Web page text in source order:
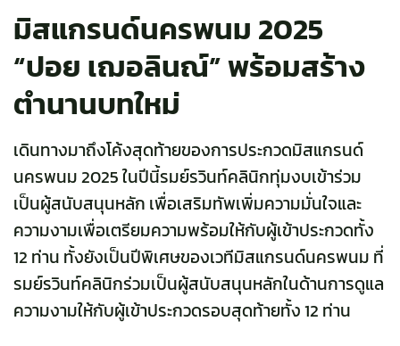
มิสแกรนด์นครพนม 2025
“ปอย เฌอลินณ์” พร้อมสร้าง
ตำนานบทใหม่
เดินทางมาถึงโค้งสุดท้ายของการประกวดมิสแกรนด์
นครพนม 2025 ในปีนี้รมย์รวินท์คลินิกทุ่มงบเข้าร่วม
เป็นผู้สนับสนุนหลัก เพื่อเสริมทัพเพิ่มความมั่นใจและ
ความงามเพื่อเตรียมความพร้อมให้กับผู้เข้าประกวดทั้ง
12 ท่าน ทั้งยังเป็นปีพิเศษของเวทีมิสแกรนด์นครพนม ที่
รมย์รวินท์คลินิกร่วมเป็นผู้สนับสนุนหลักในด้านการดูแล
ความงามให้กับผู้เข้าประกวดรอบสุดท้ายทั้ง 12 ท่าน